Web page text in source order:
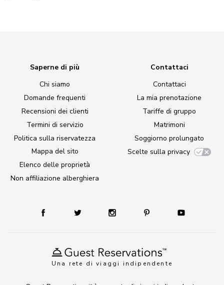
Una rete di viaggi indipendente
Saperne di più
Chi siamo
Domande frequenti
Recensioni dei clienti
Termini di servizio
Politica sulla riservatezza
Mappa del sito
Elenco delle proprietà
Non affiliazione alberghiera
Contattaci
Contattaci
La mia prenotazione
Tariffe di gruppo
Matrimoni
Soggiorno prolungato
Scelte sulla privacy